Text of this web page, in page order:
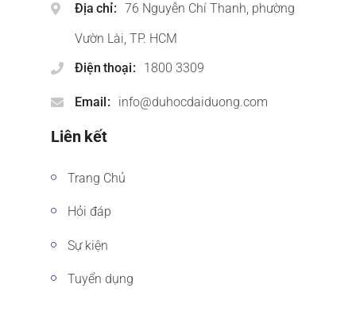
Địa chỉ
76 Nguyễn Chí Thanh, phường
Vườn Lài, TP. HCM
Điện thoại
1800 3309
Email info@duhocdaiduong.com
Liên kết
Trang Chủ
Hỏi đáp
Sự kiện
Tuyển dụng